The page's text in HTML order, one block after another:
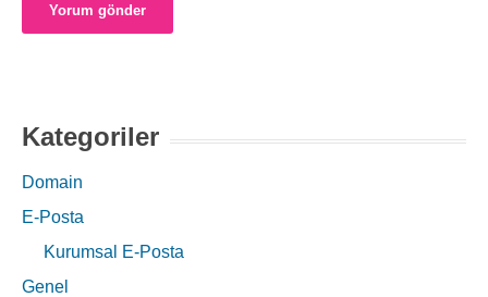
Kategoriler
Domain
E-Posta
Kurumsal E-Posta
Genel